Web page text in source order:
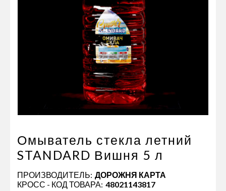
Запчасти кузова и зеркала
Малый коммерческий транспорт
Маркировочные знаки и светоотражатели
Пневматические соединения
Запчасти
Инструменты
Автономное отопление и
кондиционировани
Стяжные ремни и тросы
Омыватель стекла летний
STANDARD Вишня 5 л
ПРОИЗВОДИТЕЛЬ: ДОРОЖНЯ КАРТА
КРОСС - КОД ТОВАРА: 48021143817